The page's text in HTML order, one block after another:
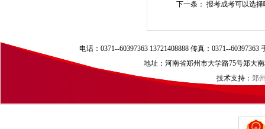
下一条： 报考成考可以选择
电话：0371--60397363 13721408888 传真：0371--
地址：河南省郑州市大学路75号郑大
技术支持： 郑